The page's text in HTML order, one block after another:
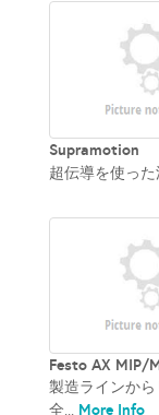
Supramotion
超伝導を使った
Festo AX MIP/
製造ラインか
全... More Info